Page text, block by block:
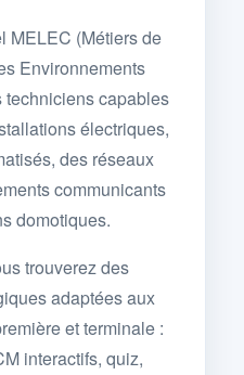
MELEC (Métiers de
Environnements
techniciens capables
électriques,
des réseaux
communicants
domotiques.
trouverez des
adaptées aux
et terminale :
interactifs, quiz,